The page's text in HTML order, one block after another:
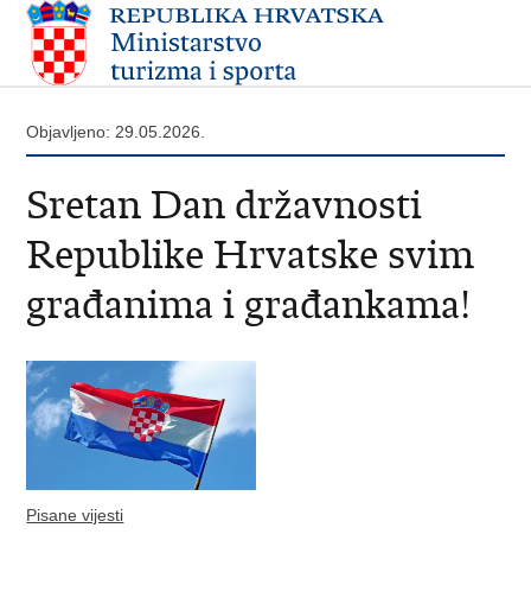
Objavljeno: 29.05.2026.
Sretan Dan državnosti
Republike Hrvatske svim
građanima i građankama!
Pisane vijesti